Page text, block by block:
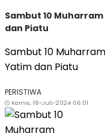
Sambut 10 Muharram
dan Piatu
Sambut 10
Yatim dan Piatu
PERISTIWA
Kamis, 18-Juli-2024 06:01